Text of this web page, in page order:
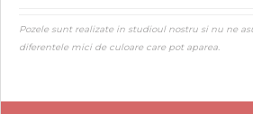
Pozele sunt realizate in studioul nostru si nu ne
diferentele mici de culoare care pot aparea.